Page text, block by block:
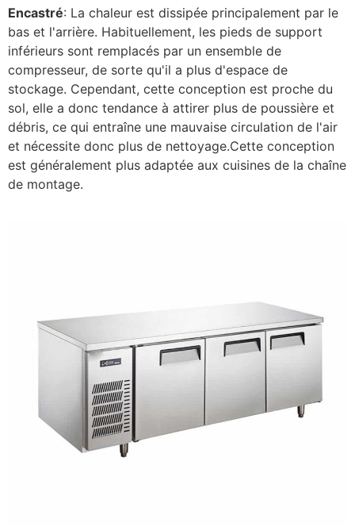
Encastré: La chaleur est dissipée principalement par le
bas et l'arrière. Habituellement, les pieds de support
inférieurs sont remplacés par un ensemble de
compresseur, de sorte qu'il a plus d'espace de
stockage. Cependant, cette conception est proche du
sol, elle a donc tendance à attirer plus de poussière et
débris, ce qui entraîne une mauvaise circulation de l'air
et nécessite donc plus de nettoyage.Cette conception
est généralement plus adaptée aux cuisines de la chaîne
de montage.